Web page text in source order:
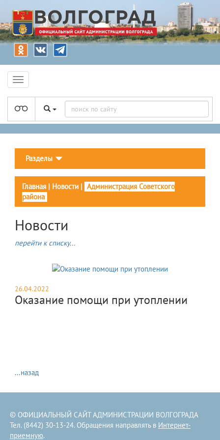
Разделы
Главная | Новости | Администрация Советского
района
Новости
перейти к списку...
26.04.2022
Оказание помощи при утоплении
...назад
© ОФИЦИАЛЬНЫЙ САЙТ АДМИНИСТРАЦИИ ВОЛГОГРАДА
Тел. (8442) 30-13-24. Обращения направлять в Интернет-
приемную.